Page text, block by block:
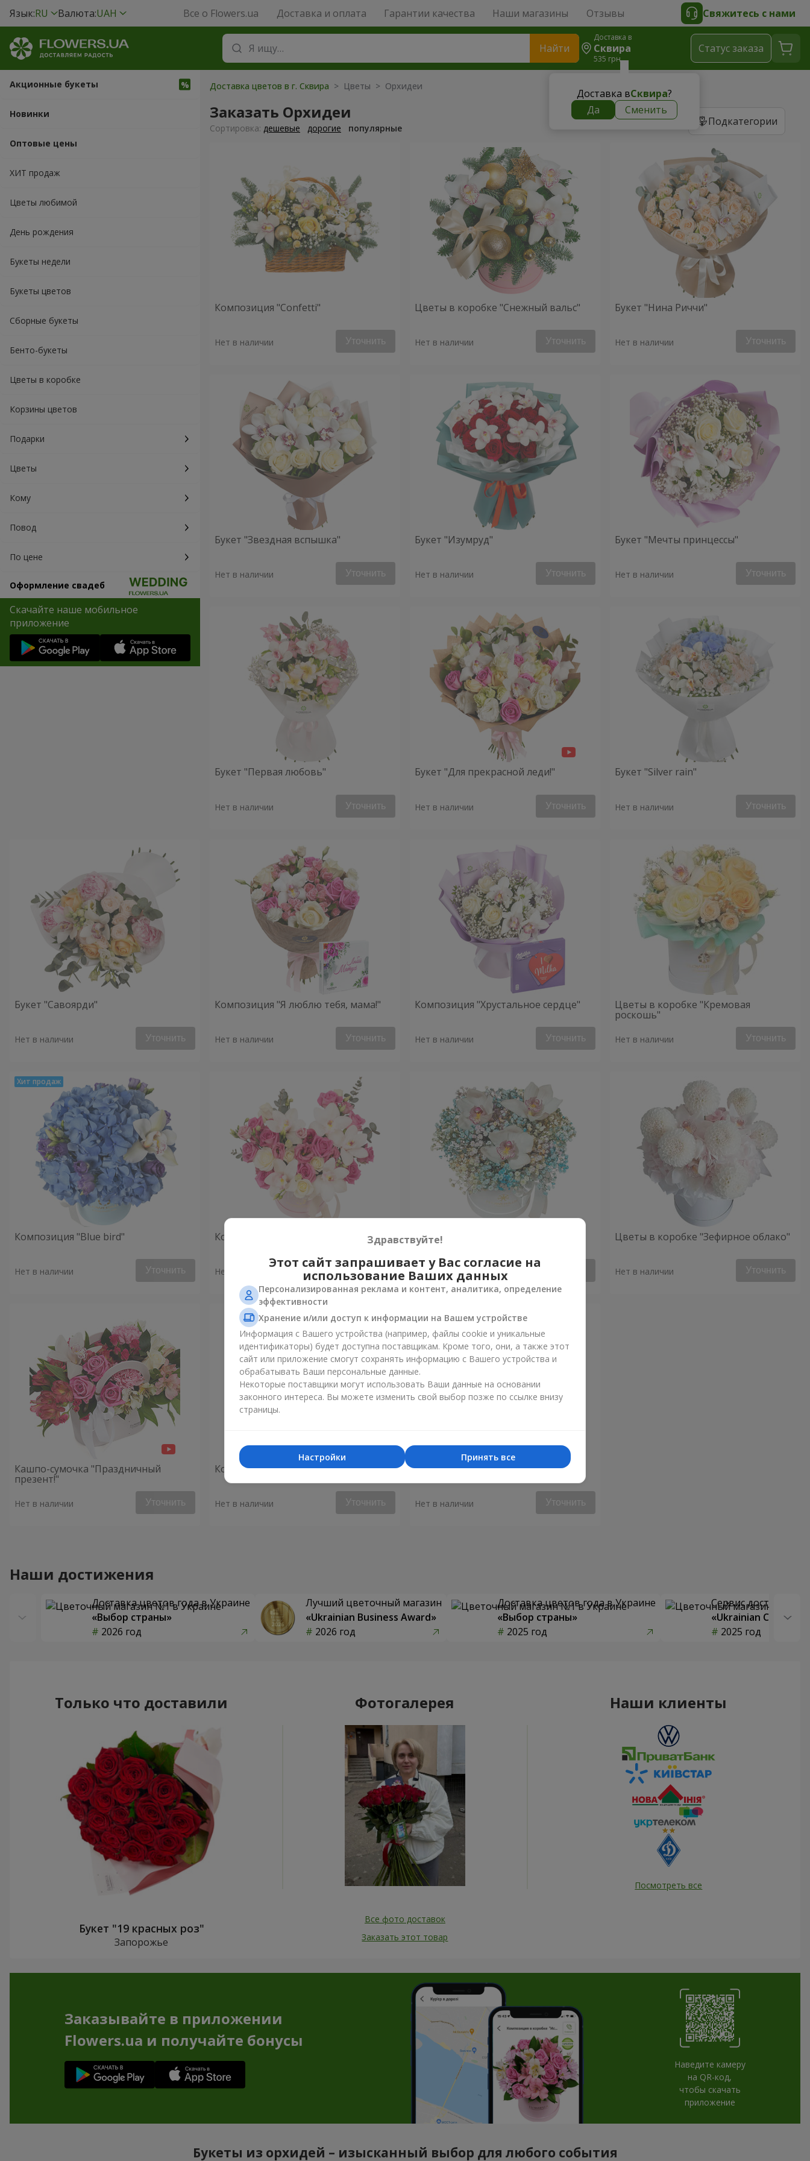
Язык:RU Валюта:UAH Все о Flowers.ua Доставка и оплата Гарантии качества Наши магазины Отзывы Свяжитесь с нами
Найти
Доставка в
Сквира
535 грн
Доставка вСквира?
Да
Сменить
Cтатус заказа
Акционные букеты
Новинки
Оптовые цены
ХИТ продаж
Цветы любимой
День рождения
Букеты недели
Букеты цветов
Сборные букеты
Бенто-букеты
Цветы в коробке
Корзины цветов
Подарки
Цветы
Кому
Повод
По цене
Оформление свадеб
Скачайте наше мобильное
приложение
Доставка цветов в г. Сквира > Цветы > Орхидеи
Заказать Орхидеи Подкатегории
Cортировка: дешевые дорогие популярные
Композиция "Confetti"
Нет в наличии Уточнить
Цветы в коробке "Снежный вальс"
Нет в наличии Уточнить
Букет "Нина Риччи"
Нет в наличии Уточнить
Букет "Звездная вспышка"
Нет в наличии Уточнить
Букет "Изумруд"
Нет в наличии Уточнить
Букет "Мечты принцессы"
Нет в наличии Уточнить
Букет "Первая любовь"
Нет в наличии Уточнить
Букет "Для прекрасной леди!"
Нет в наличии Уточнить
Букет "Silver rain"
Нет в наличии Уточнить
Букет "Савоярди"
Нет в наличии Уточнить
Композиция "Я люблю тебя, мама!"
Нет в наличии Уточнить
Композиция "Хрустальное сердце"
Нет в наличии Уточнить
Цветы в коробке "Кремовая
роскошь"
Нет в наличии Уточнить
Композиция "Blue bird"
Нет в наличии Уточнить
Композиция "Квитка Цисык"
Нет в наличии Уточнить
Цветы в коробке "Радужное
настроение"
Нет в наличии
Цветы в коробке "Зефирное облако"
Нет в наличии Уточнить
Кашпо-сумочка "Праздничный
презент!"
Нет в наличии Уточнить
Композиция "Монако"
Нет в наличии Уточнить
Композиция "Биение сердца"
Нет в наличии Уточнить
Наши достижения
Доставка цветов года в Украине
«Выбор страны»
2026 год
Лучший цветочный магазин
«Ukrainian Business Award»
2026 год
Доставка цветов года в Украине
«Выбор страны»
2025 год
Сервис доставки
«Ukrainian Choice»
2025 год
Только что доставили
Букет "19 красных роз"
Запорожье
Фотогалерея
Все фото доставок
Заказать этот товар
Наши клиенты
Посмотреть все
Заказывайте в приложении
Flowers.ua и получайте бонусы
Наведите камеру
на QR-код,
чтобы скачать
приложение
Букеты из орхидей – изысканный выбор для любого события
Здравствуйте!
Этот сайт запрашивает у Вас согласие на
использование Ваших данных
Персонализированная реклама и контент, аналитика, определение
эффективности
Хранение и/или доступ к информации на Вашем устройстве
Информация с Вашего устройства (например, файлы cookie и уникальные
идентификаторы) будет доступна поставщикам. Кроме того, они, а также этот
сайт или приложение смогут сохранять информацию с Вашего устройства и
обрабатывать Ваши персональные данные.
Некоторые поставщики могут использовать Ваши данные на основании
законного интереса. Вы можете изменить свой выбор позже по ссылке внизу
страницы.
Принять все
Настройки